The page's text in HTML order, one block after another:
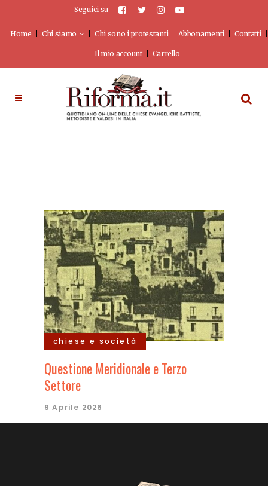
Seguici su
Home Chi siamo Chi sono i protestanti Abbonamenti Contatti
Il mio account Carrello
chiese e società
Questione Meridionale e Terzo
Settore
9 Aprile 2026